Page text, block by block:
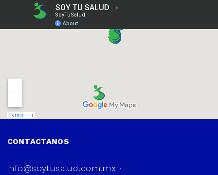
CONTACTANOS
info@soytusalud.com.mx